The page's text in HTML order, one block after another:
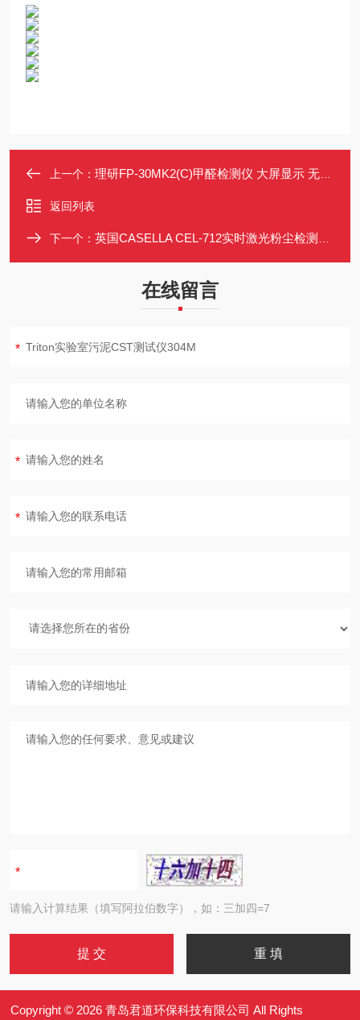
上一个： 理研FP-30MK2(C)甲醛检测仪 大屏显示 无需预热 室内甲醛CH2O测定仪
返回列表
下一个： 英国CASELLA CEL-712实时激光粉尘检测仪0.01-250g/m3 气溶胶测定仪
在线留言
请输入计算结果（填写阿拉伯数字），如：三加四=7
Copyright © 2026 青岛君道环保科技有限公司 All Rights